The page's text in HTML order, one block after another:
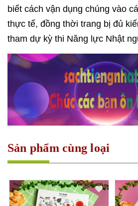
biết cách vận dụng chúng vào
thực tế, đồng thời trang bị đủ
tham dự kỳ thi Năng lực Nhật
Sản phẩm cùng loại